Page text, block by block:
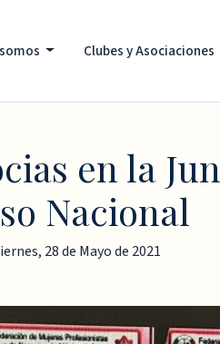
Clubes y Asociaciones
en la
Nacional
28 de Mayo de 2021